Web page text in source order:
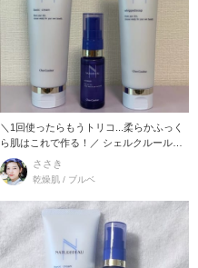
＼1回使ったらもうトリコ...柔らかふっく
ら肌はこれで作る！／ シェルクルールと
いうブラ
ささき
乾燥肌 / ブルベ